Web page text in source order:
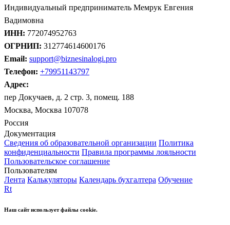
Индивидуальный предприниматель Мемрук Евгения
Вадимовна
ИНН: 772074952763
ОГРНИП: 312774614600176
Email: support@biznesinalogi.pro
Телефон: +79951143797
Адрес:
пер Докучаев, д. 2 стр. 3, помещ. 188
Москва, Москва 107078
Россия
Документация
Сведения об образовательной организации Политика
конфиденциальности Правила программы лояльности
Пользовательское соглашение
Пользователям
Лента Калькуляторы Календарь бухгалтера Обучение
Rt
Наш сайт использует файлы cookie.